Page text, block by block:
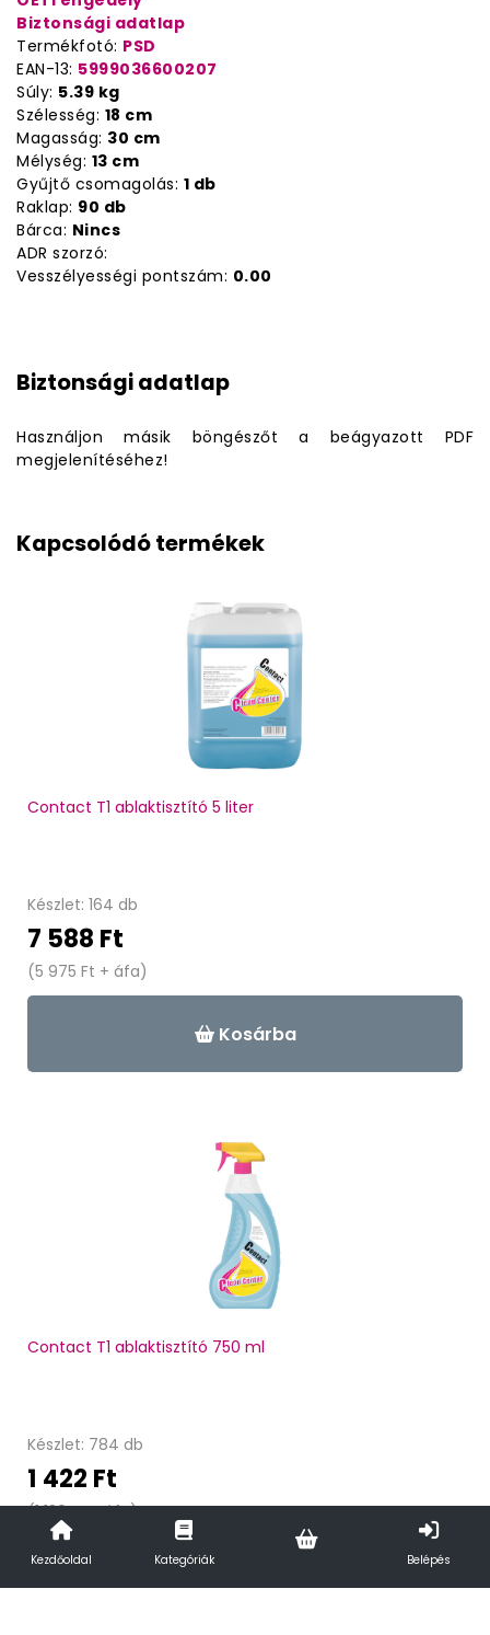
Biztonsági adatlap
Termékfotó: PSD
EAN-13: 5999036600207
Súly: 5.39 kg
Szélesség: 18 cm
Magasság: 30 cm
Mélység: 13 cm
Gyűjtő csomagolás: 1 db
Raklap: 90 db
Bárca: Nincs
ADR szorzó:
Vesszélyességi pontszám: 0.00
Biztonsági adatlap
Használjon másik böngészőt a beágyazott PDF
megjelenítéséhez!
Kapcsolódó termékek
Contact T1 ablaktisztító 5 liter
Készlet: 164 db
7 588 Ft
(5 975 Ft + áfa)
Kosárba
Contact T1 ablaktisztító 750 ml
Készlet: 784 db
1 422 Ft
(1 120 Ft + áfa)
Kezdőoldal Kategóriák Belépés